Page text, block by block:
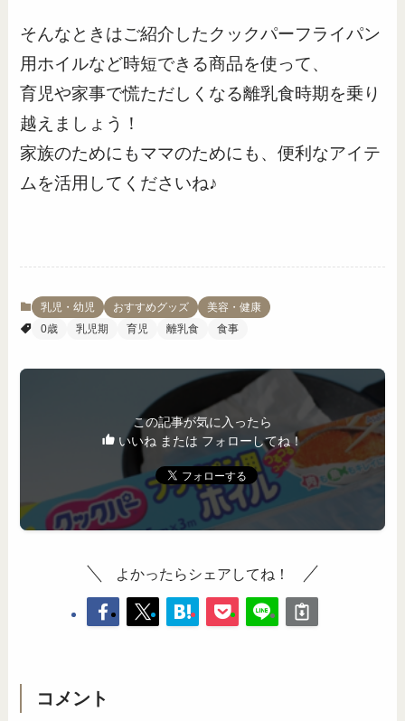
そんなときはご紹介したクックパーフライパン
用ホイルなど時短できる商品を使って、
育児や家事で慌ただしくなる離乳食時期を乗り
越えましょう！
家族のためにもママのためにも、便利なアイテ
ムを活用してくださいね♪
乳児・幼児 おすすめグッズ
美容・健康
0歳
乳児期 育児 離乳食 食事
この記事が気に入ったら
いいね または フォローしてね！
よかったらシェアしてね！
コメント